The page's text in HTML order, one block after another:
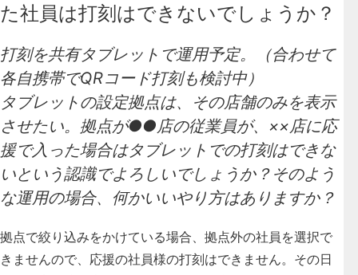
た社員は打刻はできないでしょうか？
打刻を共有タブレットで運用予定。（合わせて
各自携帯でQRコード打刻も検討中）
タブレットの設定拠点は、その店舗のみを表示
させたい。拠点が●●店の従業員が、××店に応
援で入った場合はタブレットでの打刻はできな
いという認識でよろしいでしょうか？そのよう
な運用の場合、何かいいやり方はありますか？
拠点で絞り込みをかけている場合、拠点外の社員を選択で
きませんので、応援の社員様の打刻はできません。その日